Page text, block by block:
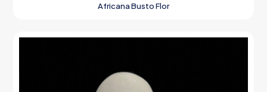
Africana Busto Flor